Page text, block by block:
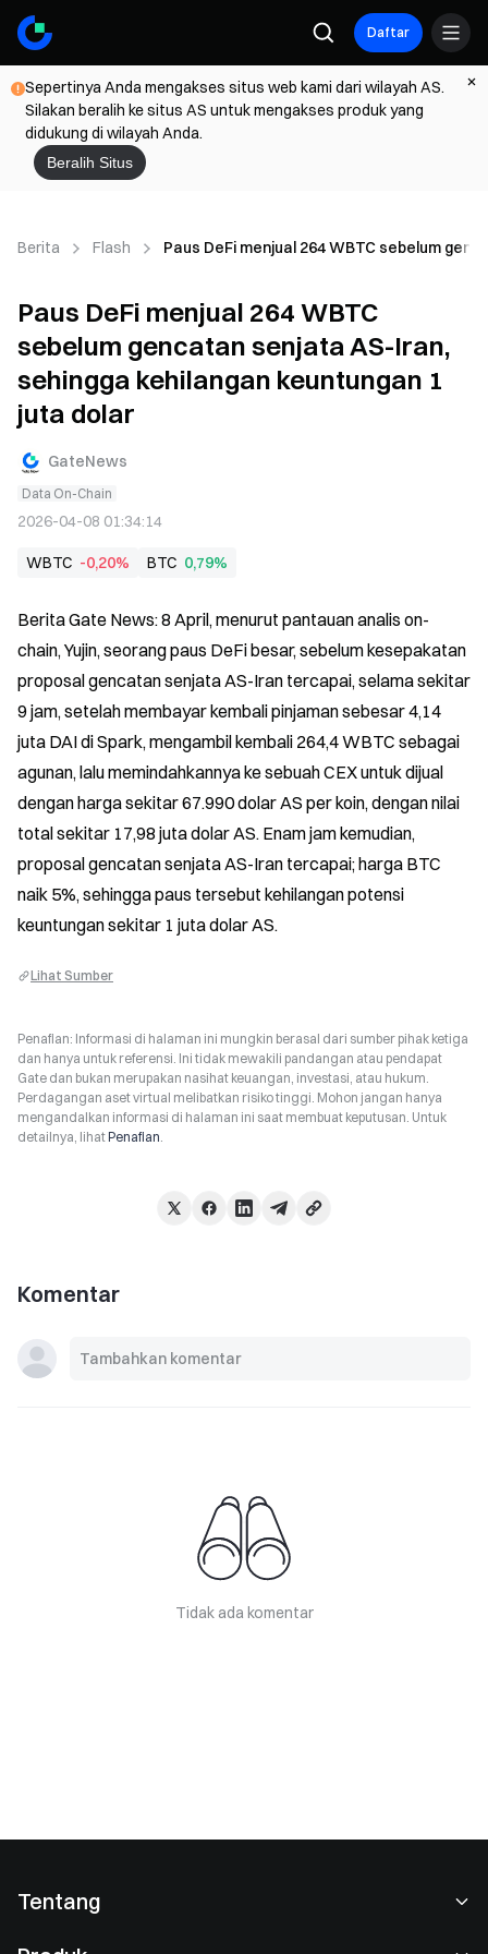
Daftar
Sepertinya Anda mengakses situs web kami dari wilayah AS.
Silakan beralih ke situs AS untuk mengakses produk yang
didukung di wilayah Anda.
Beralih Situs
Berita Flash Paus DeFi menjual 264 WBTC sebelum
Paus DeFi menjual 264 WBTC
sebelum gencatan senjata AS-Iran,
sehingga kehilangan keuntungan 1
juta dolar
GateNews
Data On-Chain
2026-04-08 01:34:14
WBTC -0,20% BTC 0,79%
Berita Gate News: 8 April, menurut pantauan analis on-
chain, Yujin, seorang paus DeFi besar, sebelum kesepakatan
proposal gencatan senjata AS-Iran tercapai, selama sekitar
9 jam, setelah membayar kembali pinjaman sebesar 4,14
juta DAI di Spark, mengambil kembali 264,4 WBTC sebagai
agunan, lalu memindahkannya ke sebuah CEX untuk dijual
dengan harga sekitar 67.990 dolar AS per koin, dengan nilai
total sekitar 17,98 juta dolar AS. Enam jam kemudian,
proposal gencatan senjata AS-Iran tercapai; harga BTC
naik 5%, sehingga paus tersebut kehilangan potensi
keuntungan sekitar 1 juta dolar AS.
Lihat Sumber
Penafian: Informasi di halaman ini mungkin berasal dari sumber pihak ketiga
dan hanya untuk referensi. Ini tidak mewakili pandangan atau pendapat
Gate dan bukan merupakan nasihat keuangan, investasi, atau hukum.
Perdagangan aset virtual melibatkan risiko tinggi. Mohon jangan hanya
mengandalkan informasi di halaman ini saat membuat keputusan. Untuk
detailnya, lihatPenafian.
Komentar
Tidak ada komentar
Tentang